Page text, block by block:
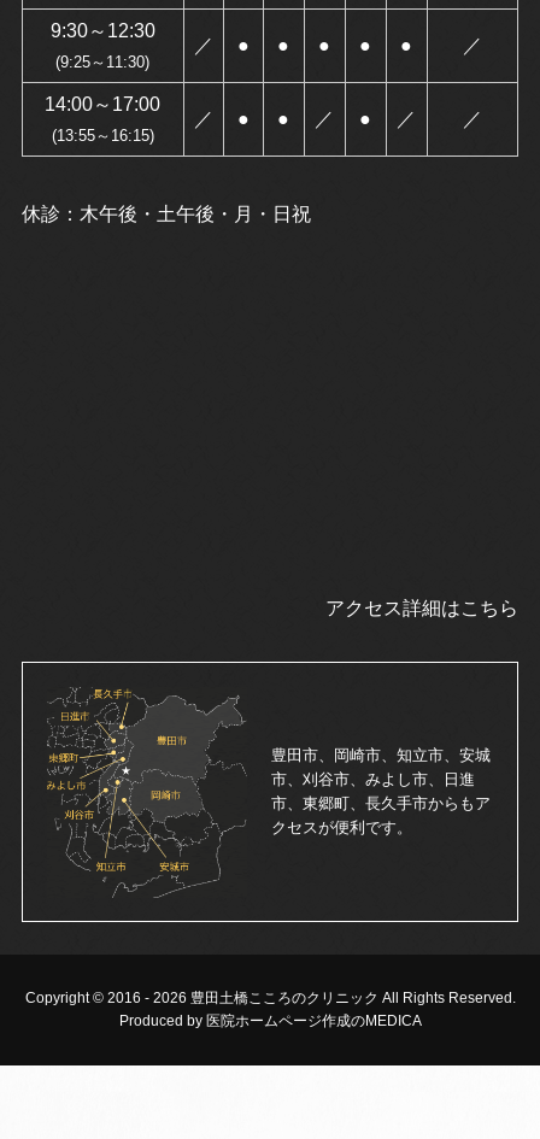
9:30～12:30
(9:25～11:30)
／ ● ● ● ● ● ／
14:00～17:00
(13:55～16:15)
／ ● ● ／ ● ／ ／
休診：木午後・土午後・月・日祝
アクセス詳細はこちら
豊田市、岡崎市、知立市、安城
市、刈谷市、みよし市、日進
市、東郷町、長久手市からもア
クセスが便利です。
Copyright © 2016 - 2026 豊田土橋こころのクリニック All Rights Reserved.
Produced by 医院ホームページ作成のMEDICA